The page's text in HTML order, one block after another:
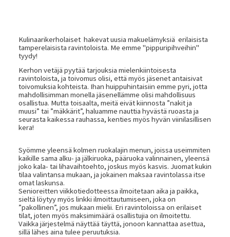
Kulinaarikerholaiset hakevat uusia makuelämyksiä erilaisista
tamperelaisista ravintoloista. Me emme "pippuripihveihin"
tyydy!
Kerhon vetäjä pyytää tarjouksia mielenkiintoisesta
ravintoloista, ja toivomus olisi, että myös jäsenet antaisivat
toivomuksia kohteista. Ihan huippuhintaisiin emme pyri, jotta
mahdollisimman monella jäsenellämme olisi mahdollisuus
osallistua. Mutta toisaalta, meitä eivät kiinnosta ”nakit ja
muusi” tai ”mäkkärit”, haluamme nauttia hyvästä ruoasta ja
seurasta kaikessa rauhassa, kenties myös hyvän viinilasillisen
kera!
Syömme yleensä kolmen ruokalajin menun, joissa useimmiten
kaikille sama alku- ja jälkiruoka, pääruoka valinnainen, yleensä
joko kala- tai lihavaihtoehto, joskus myös kasvis. Juomat kukin
tilaa valintansa mukaan, ja jokainen maksaa ravintolassa itse
omat laskunsa.
Senioreitten viikkotiedotteessa ilmoitetaan aika ja paikka,
sieltä löytyy myös linkki ilmoittautumiseen, joka on
”pakollinen”, jos mukaan mielii. Eri ravintoloissa on erilaiset
tilat, joten myös maksimimäärä osallistujia on ilmoitettu.
Vaikka järjestelmä näyttää täyttä, jonoon kannattaa asettua,
sillä lähes aina tulee peruutuksia.